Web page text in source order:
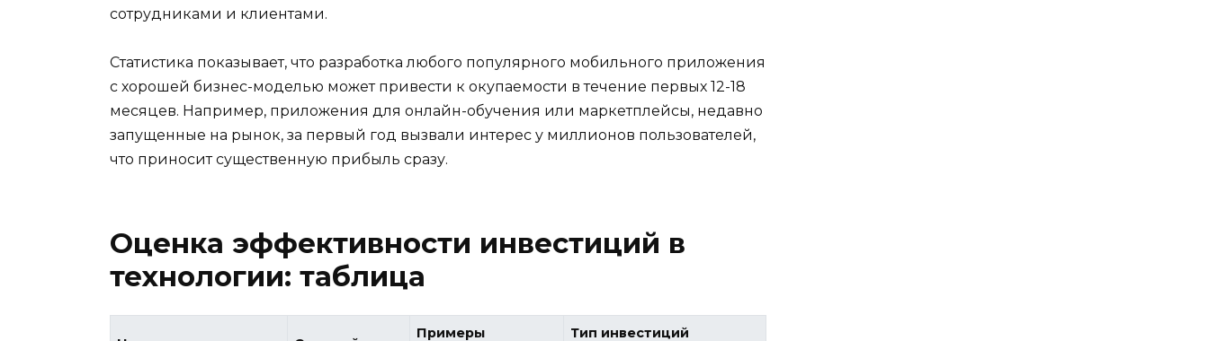
сотрудниками и клиентами.
Статистика показывает, что разработка любого популярного мобильного приложения
с хорошей бизнес-моделью может привести к окупаемости в течение первых 12-18
месяцев. Например, приложения для онлайн-обучения или маркетплейсы, недавно
запущенные на рынок, за первый год вызвали интерес у миллионов пользователей,
что приносит существенную прибыль сразу.
Оценка эффективности инвестиций в
технологии: таблица
Примеры Тип инвестиций